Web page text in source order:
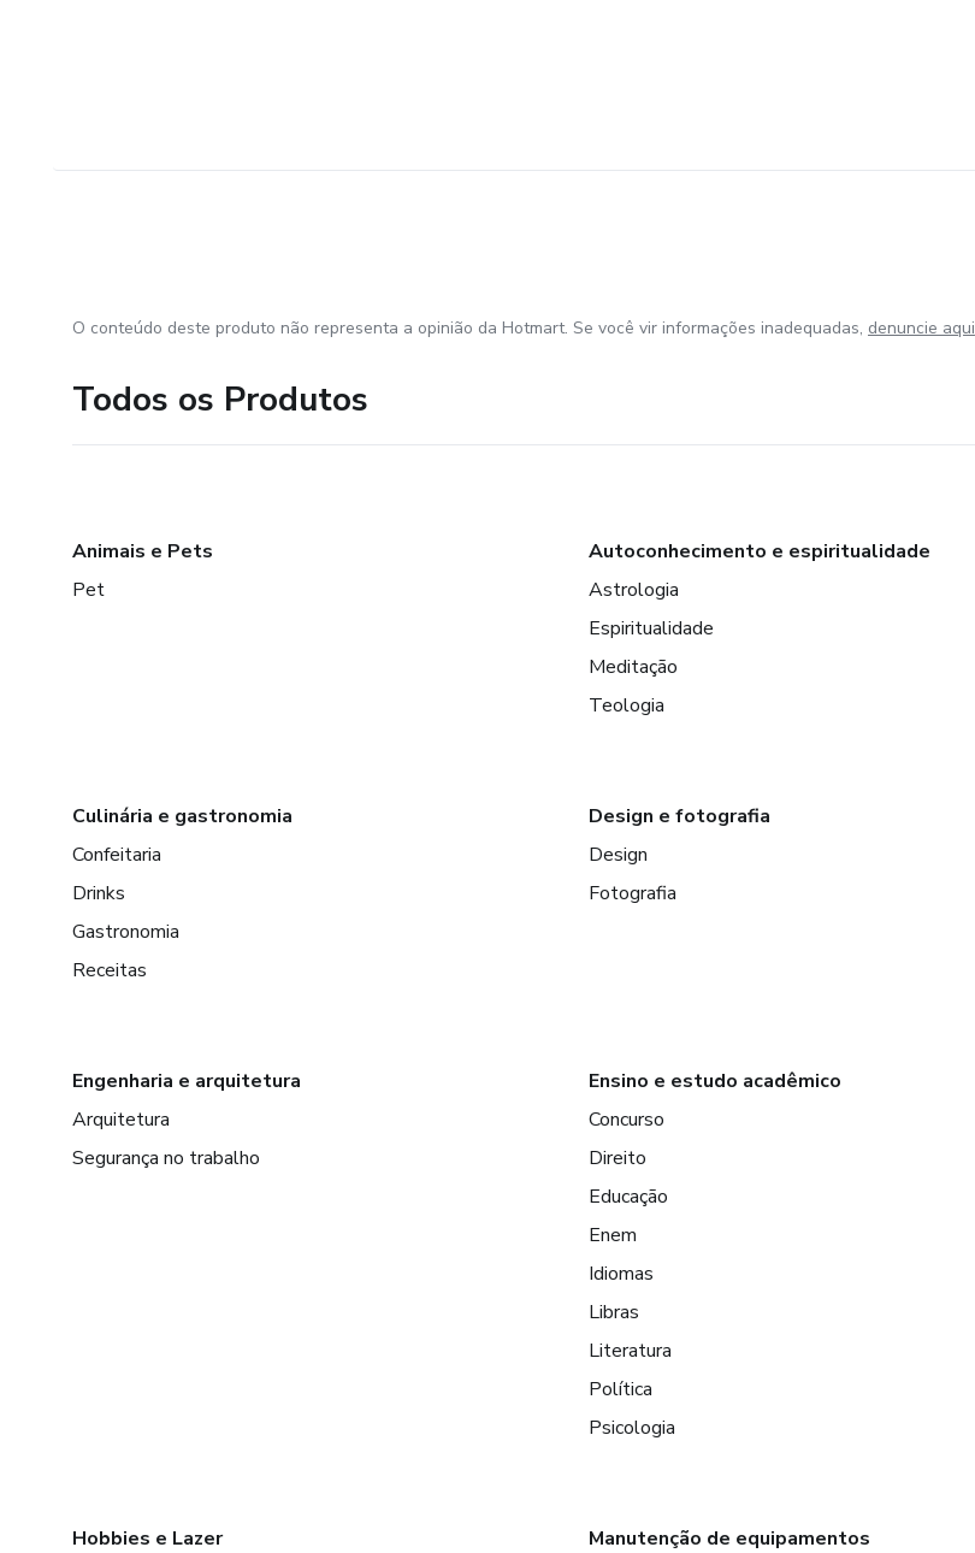
O conteúdo deste produto não representa a opinião da Hotmart. Se você vir informações inadequadas, denuncie aqui
Todos os Produtos
Animais e Pets
Pet
Autoconhecimento e espiritualidade
Astrologia
Espiritualidade
Meditação
Teologia
Culinária e gastronomia
Confeitaria
Drinks
Gastronomia
Receitas
Design e fotografia
Design
Fotografia
Engenharia e arquitetura
Arquitetura
Segurança no trabalho
Ensino e estudo acadêmico
Concurso
Direito
Educação
Enem
Idiomas
Libras
Literatura
Política
Psicologia
Hobbies e Lazer
Manutenção de equipamentos